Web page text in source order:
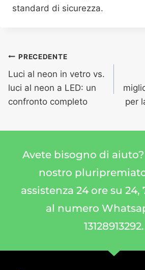
standard di sicurezza.
PRECEDENTE
Luci al neon in vetro vs.
luci al neon a LED: un
confronto completo
per
Avete bisogno di
nostro
assistenza 24 ore su 24,
al numero
13128913292.